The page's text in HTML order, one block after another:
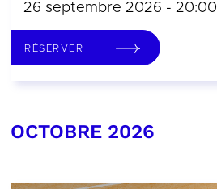
26 septembre 2026 - 20:00
RÉSERVER
OCTOBRE 2026